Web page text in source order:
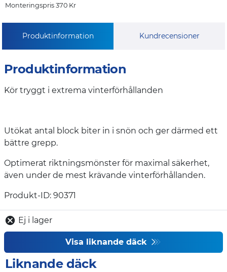
Monteringspris 370 Kr
Produktinformation Kundrecensioner
Produktinformation
Kör tryggt i extrema vinterförhållanden
Utökat antal block biter in i snön och ger därmed ett
bättre grepp.
Optimerat riktningsmönster för maximal säkerhet,
även under de mest krävande vinterförhållanden.
Produkt-ID: 90371
Ej i lager
Visa liknande däck
Liknande däck